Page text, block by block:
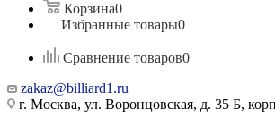
Корзина0
Избранные товары0
Сравнение товаров0
zakaz@billiard1.ru
г. Москва, ул. Воронцовская, д. 35 Б,